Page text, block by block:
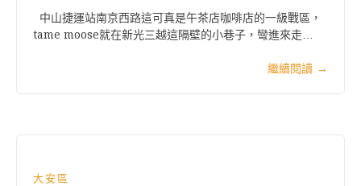
中山捷運站南京西路這可真是午茶店咖啡店的一級戰區，
tame moose就在新光三越這隔壁的小巷子，彎進來走…
繼續閱讀 →
大安區